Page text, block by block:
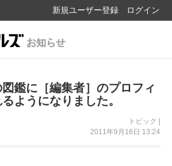
新規ユーザー登録 ログイン
図鑑に［編集者］のプロフィ
ようになりました。
トピック |
2011年9月16日 13:24